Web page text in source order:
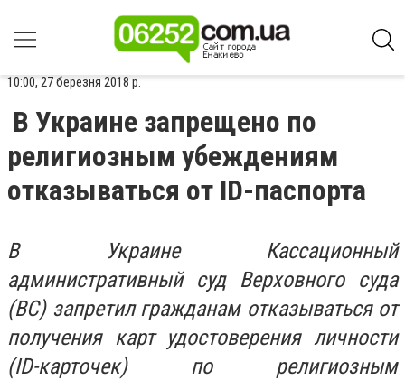
10:00, 27 березня 2018 р.
В Украине запрещено по
религиозным убеждениям
отказываться от ID-паспорта
В Украине Кассационный
административный суд Верховного суда
(ВС) запретил гражданам отказываться от
получения карт удостоверения личности
(ID-карточек) по религиозным